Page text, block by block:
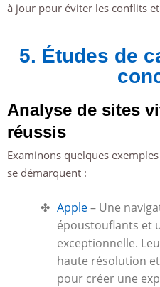
à jour pour éviter les conflits
5. Études de
Analyse de sites
réussis
Examinons quelques
se démarquent :
Apple– Une
époustouflants et
exceptionnelle.
haute résolution
pour créer une